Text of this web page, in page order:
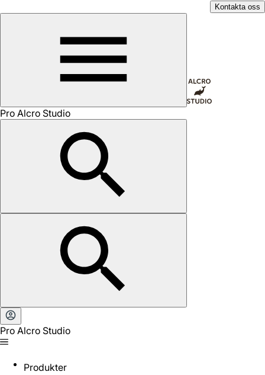
Kontakta oss
Pro Alcro Studio
Pro Alcro Studio
Produkter